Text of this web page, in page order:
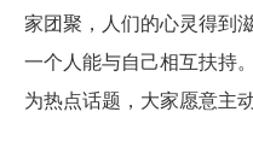
家团聚，人们的心灵得到
一个人能与自己相互扶持
为热点话题，大家愿意主